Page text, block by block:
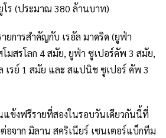
โร (ประมาณ 380 ล้านบาท)
ยการสำคัญกับ เรอัล มาดริด (ยูฟ่า
มสรโลก 4 สมัย, ยูฟ่า ซูเปอร์คัพ 3 สมัย,
เรย์ 1 สมัย และ สแปนิช ซูเปอร์ คัพ 3
แข้งฟรีรายที่สองในรอบวันเดียวกันนี้ที่
อจาก มิลาน สคริเนียร์ เซนเตอร์แบ็กทีม